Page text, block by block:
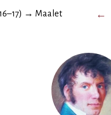
→ Maalet ←